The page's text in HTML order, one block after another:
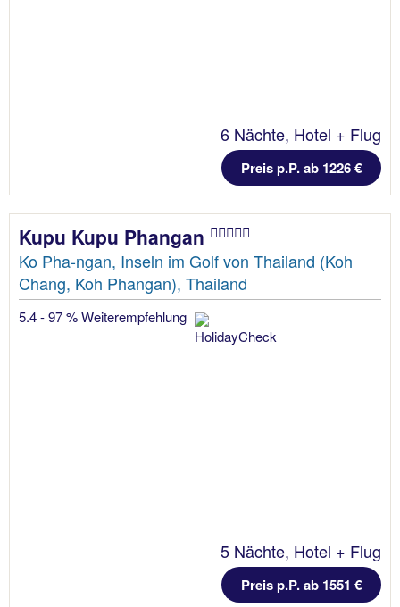
6 Nächte, Hotel + Flug
Preis p.P. ab 1226 €
Kupu Kupu Phangan
Ko Pha-ngan, Inseln im Golf von Thailand (Koh
Chang, Koh Phangan), Thailand
5.4 - 97 % Weiterempfehlung
5 Nächte, Hotel + Flug
Preis p.P. ab 1551 €